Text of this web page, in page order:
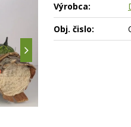
Výrobca:
Obj. čislo: